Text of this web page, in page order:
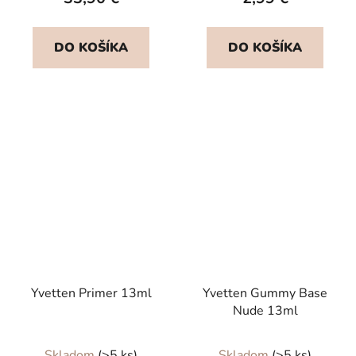
DO KOŠÍKA DO KOŠÍKA
Yvetten Primer 13ml
Yvetten Gummy Base
Nude 13ml